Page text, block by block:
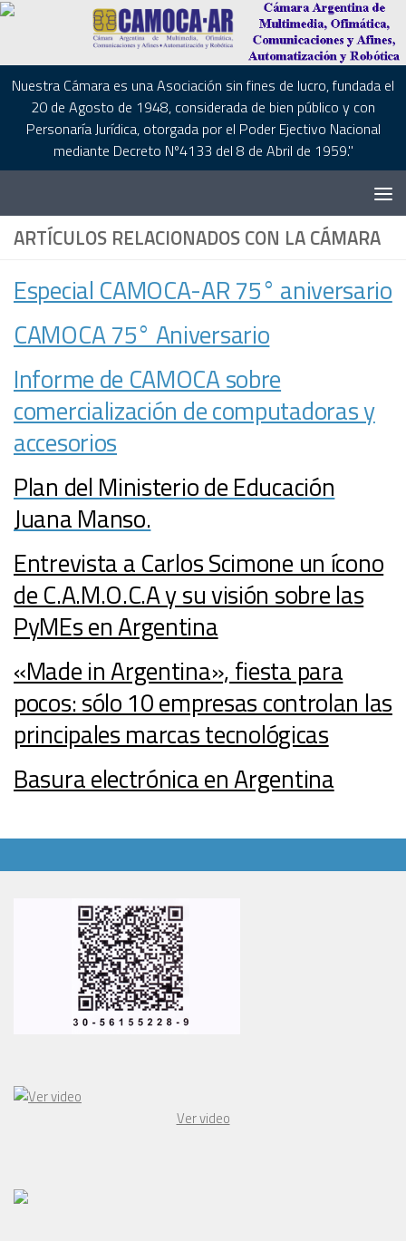
Saltar al contenido
Nuestra Cámara es una Asociación sin fines de lucro, fundada el
20 de Agosto de 1948, considerada de bien público y con
Personaría Jurídica, otorgada por el Poder Ejectivo Nacional
mediante Decreto Nº4133 del 8 de Abril de 1959."
Saltar al contenido
ARTÍCULOS RELACIONADOS CON LA CÁMARA
Especial CAMOCA-AR 75° aniversario
CAMOCA 75° Aniversario
Informe de CAMOCA sobre
comercialización de computadoras y
accesorios
Plan del Ministerio de Educación
Juana Manso.
Entrevista a Carlos Scimone un ícono
de C.A.M.O.C.A y su visión sobre las
PyMEs en Argentina
«Made in Argentina», fiesta para
pocos: sólo 10 empresas controlan las
principales marcas tecnológicas
Basura electrónica en Argentina
Ver video